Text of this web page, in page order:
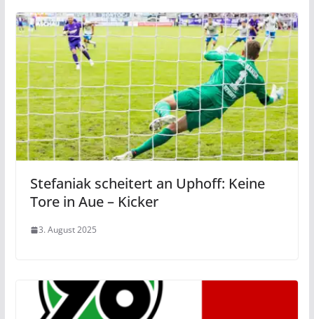
Stefaniak scheitert an Uphoff: Keine
Tore in Aue – Kicker
3. August 2025